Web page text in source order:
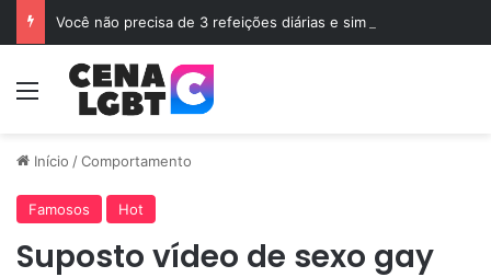
Você não precisa de 3 refeições diárias e sim de Jejum
Menu
Início /Comportamento
Famosos Hot
Suposto vídeo de sexo gay